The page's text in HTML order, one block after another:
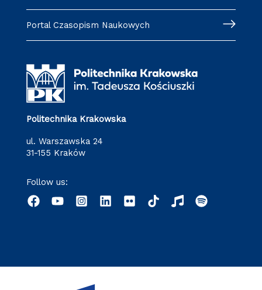
Portal Czasopism Naukowych
Politechnika Krakowska
ul. Warszawska 24
31-155 Kraków
Follow us: